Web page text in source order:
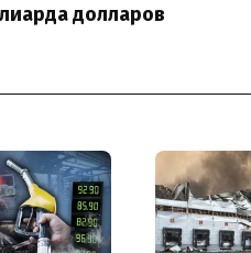
долларов